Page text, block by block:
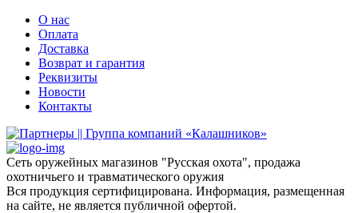
О нас
Оплата
Доставка
Возврат и гарантия
Реквизиты
Новости
Контакты
Сеть оружейных магазинов "Русская охота", продажа
охотничьего и травматического оружия
Вся продукция сертифицирована. Информация, размещенная
на сайте, не является публичной офертой.